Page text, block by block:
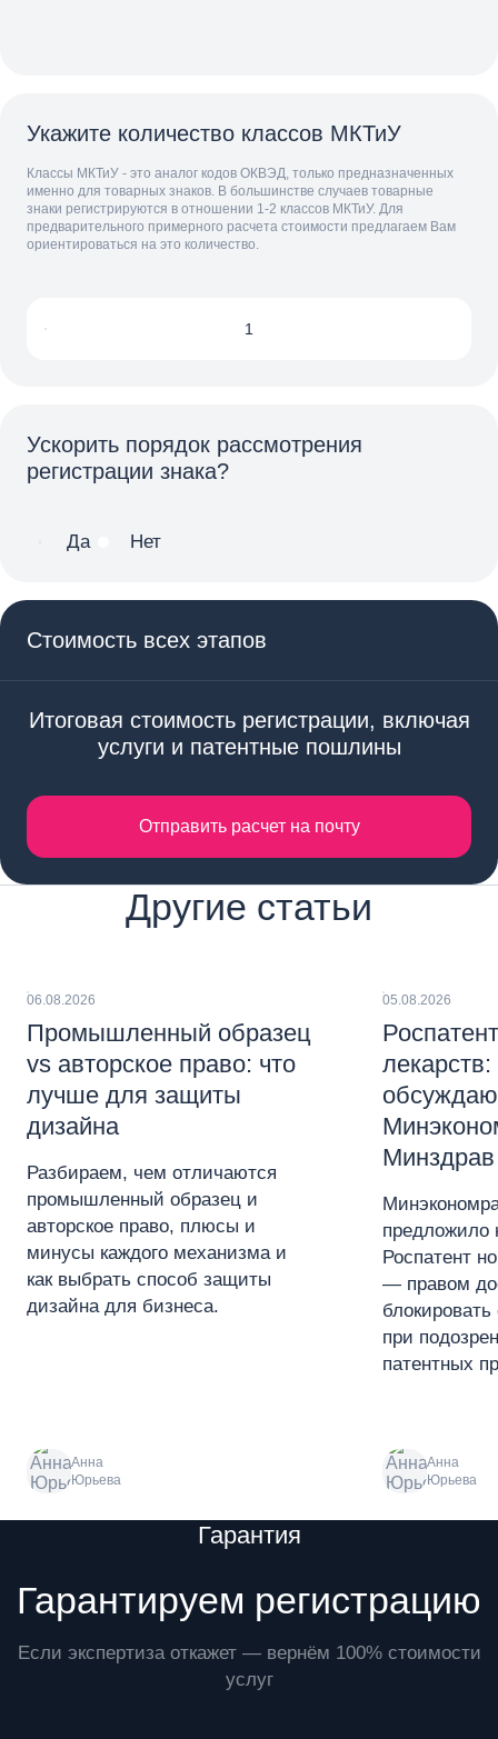
Укажите количество классов МКТиУ
Классы МКТиУ - это аналог кодов ОКВЭД, только предназначенных
именно для товарных знаков. В большинстве случаев товарные
знаки регистрируются в отношении 1-2 классов МКТиУ. Для
предварительного примерного расчета стоимости предлагаем Вам
ориентироваться на это количество.
Ускорить порядок рассмотрения
регистрации знака?
Да Нет
Стоимость всех этапов
Итоговая стоимость регистрации, включая
услуги и патентные пошлины
Отправить расчет на почту
Другие статьи
06.08.2026
Промышленный образец
vs авторское право: что
лучше для защиты
дизайна
Разбираем, чем отличаются
промышленный образец и
авторское право, плюсы и
минусы каждого механизма и
как выбрать способ защиты
дизайна для бизнеса.
Анна
Юрьева
05.08.2026
лекарств:
Минздрав
предложило
Роспатент
— правом
блокировать
при
патентных
Анна
Юрьева
Гарантия
Гарантируем регистрацию
Если экспертиза откажет — вернём 100% стоимости
услуг